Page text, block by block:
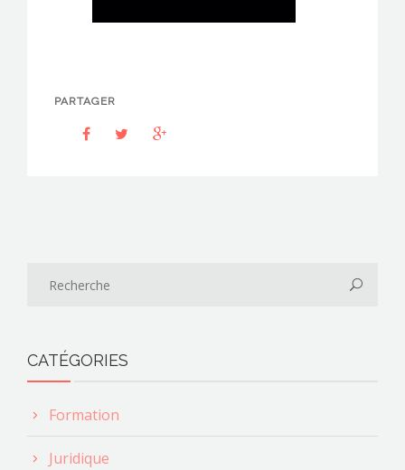
PARTAGER
CATÉGORIES
Formation
Juridique